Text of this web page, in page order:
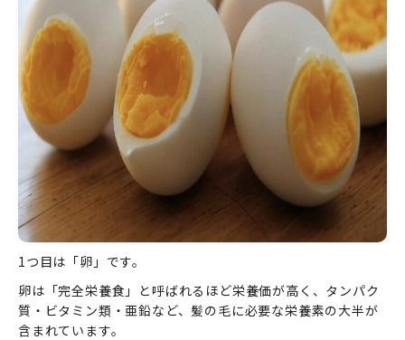
1つ目は「卵」です。
卵は「完全栄養食」と呼ばれるほど栄養価が高く、タンパク
質・ビタミン類・亜鉛など、髪の毛に必要な栄養素の大半が
含まれています。